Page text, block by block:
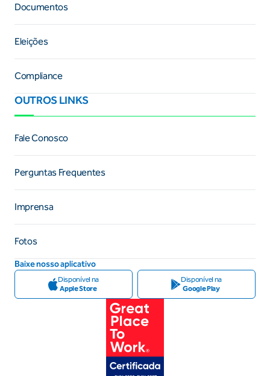
Documentos
Eleições
Compliance
OUTROS LINKS
Fale Conosco
Perguntas Frequentes
Imprensa
Fotos
Baixe nosso aplicativo
Disponível na
Apple Store
Disponível na
Google Play